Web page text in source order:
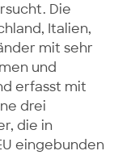
Die
Italien,
mit sehr
und
erfasst mit
drei
die in
eingebunden